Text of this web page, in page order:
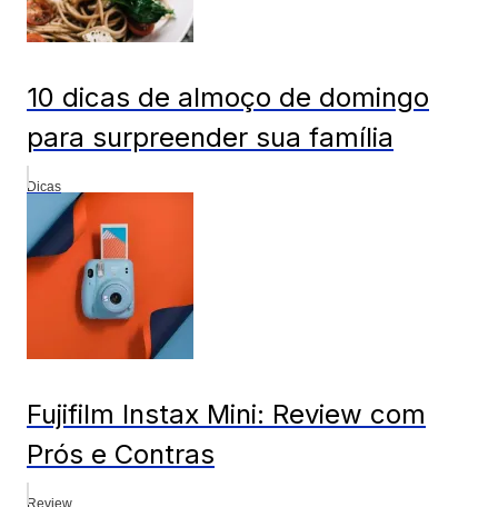
10 dicas de almoço de domingo
para surpreender sua família
Dicas
Fujifilm Instax Mini: Review com
Prós e Contras
Review